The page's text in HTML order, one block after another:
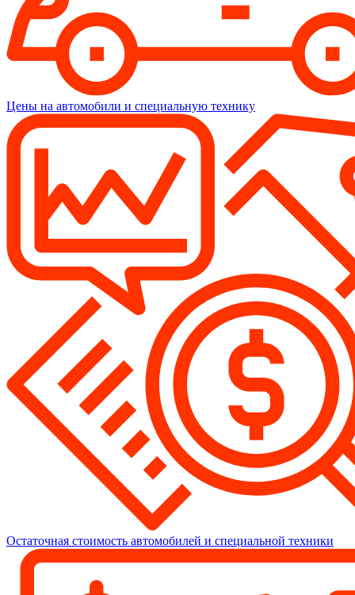
Цены на автомобили и специальную технику
Остаточная стоимость автомобилей и специальной техники